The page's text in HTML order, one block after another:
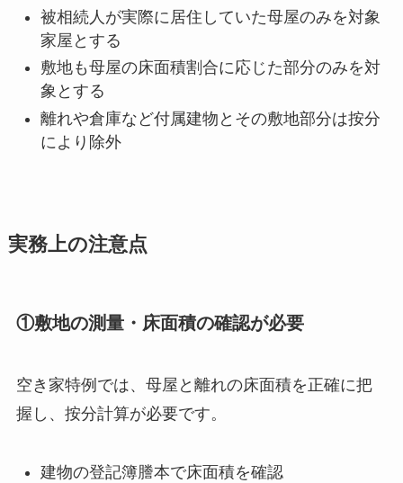
被相続人が実際に居住していた母屋のみを対象
家屋とする
敷地も母屋の床面積割合に応じた部分のみを対
象とする
離れや倉庫など付属建物とその敷地部分は按分
により除外
実務上の注意点
①敷地の測量・床面積の確認が必要
空き家特例では、母屋と離れの床面積を正確に把
握し、按分計算が必要です。
建物の登記簿謄本で床面積を確認